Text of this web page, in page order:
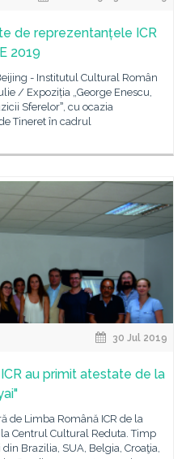
de reprezentanțele ICR
2019
- Institutul Cultural Român
/ Expoziția „George Enescu,
Sferelorˮ, cu ocazia
Tineret în cadrul
30 Jul 2019
au primit atestate de la
de Limba Română ICR de la
Centrul Cultural Reduta. Timp
Brazilia, SUA, Belgia, Croaţia,